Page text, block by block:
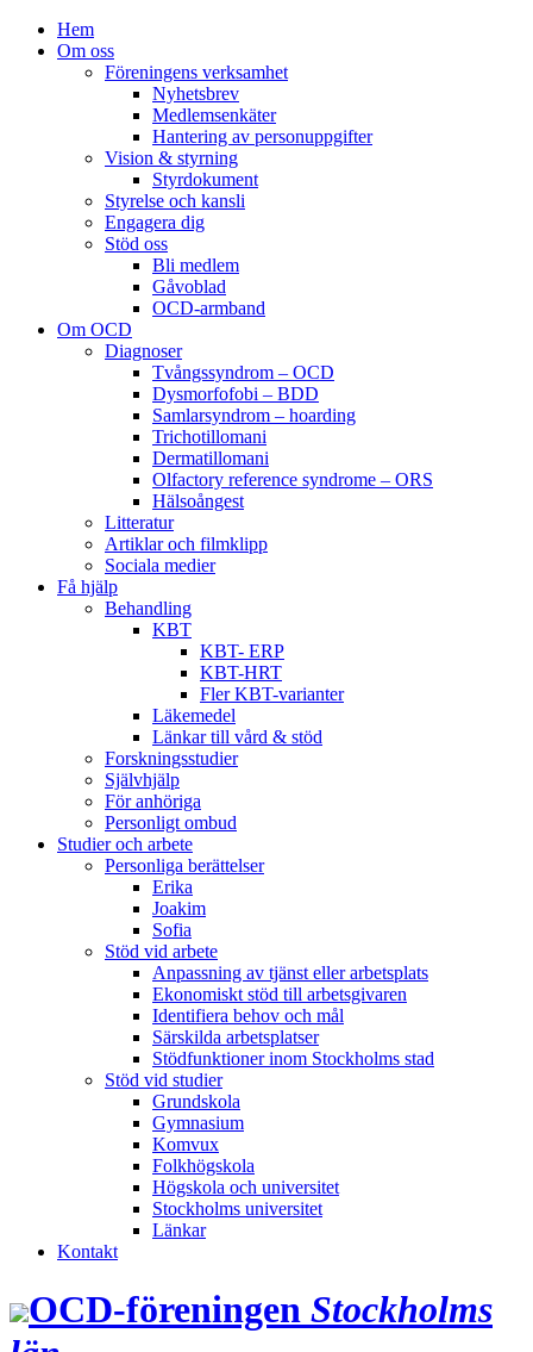
Hem
Om oss
Föreningens verksamhet
Nyhetsbrev
Medlemsenkäter
Hantering av personuppgifter
Vision & styrning
Styrdokument
Styrelse och kansli
Engagera dig
Stöd oss
Bli medlem
Gåvoblad
OCD-armband
Om OCD
Diagnoser
Tvångssyndrom – OCD
Dysmorfofobi – BDD
Samlarsyndrom – hoarding
Trichotillomani
Dermatillomani
Olfactory reference syndrome – ORS
Hälsoångest
Litteratur
Artiklar och filmklipp
Sociala medier
Få hjälp
Behandling
KBT
KBT- ERP
KBT-HRT
Fler KBT-varianter
Läkemedel
Länkar till vård & stöd
Forskningsstudier
Självhjälp
För anhöriga
Personligt ombud
Studier och arbete
Personliga berättelser
Erika
Joakim
Sofia
Stöd vid arbete
Anpassning av tjänst eller arbetsplats
Ekonomiskt stöd till arbetsgivaren
Identifiera behov och mål
Särskilda arbetsplatser
Stödfunktioner inom Stockholms stad
Stöd vid studier
Grundskola
Gymnasium
Komvux
Folkhögskola
Högskola och universitet
Stockholms universitet
Länkar
Kontakt
OCD‑föreningen Stockholms